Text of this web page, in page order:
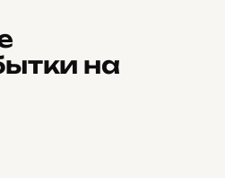
на